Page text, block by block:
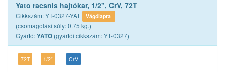
Yato racsnis hajtókar, 1/2", CrV, 72T
Cikkszám: YT-0327-YAT Vágólapra
(csomagolási súly: 0.75 kg.)
Gyártó:YATO (gyártói cikkszám: YT-0327)
72T 1/2" CrV